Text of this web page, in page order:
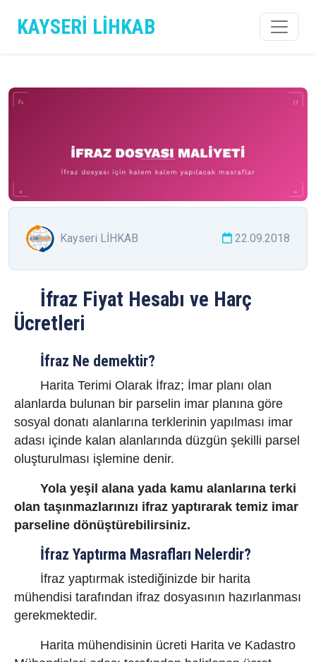
KAYSERİ LİHKAB
Kayseri LİHKAB 22.09.2018
İfraz Fiyat Hesabı ve Harç
Ücretleri
İfraz Ne demektir?
Harita Terimi Olarak İfraz; İmar planı olan
alanlarda bulunan bir parselin imar planına göre
sosyal donatı alanlarına terklerinin yapılması imar
adası içinde kalan alanlarında düzgün şekilli parsel
oluşturulması işlemine denir.
Yola yeşil alana yada kamu alanlarına terki
olan taşınmazlarınızı ifraz yaptırarak temiz imar
parseline dönüştürebilirsiniz.
İfraz Yaptırma Masrafları Nelerdir?
İfraz yaptırmak istediğinizde bir harita
mühendisi tarafından ifraz dosyasının hazırlanması
gerekmektedir.
Harita mühendisinin ücreti Harita ve Kadastro